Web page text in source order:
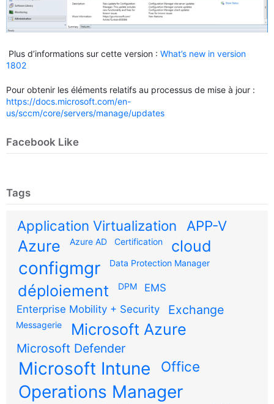
Plus d’informations sur cette version : What’s new in version
1802
Pour obtenir les éléments relatifs au processus de mise à jour :
https://docs.microsoft.com/en-
us/sccm/core/servers/manage/updates
Facebook Like
Tags
Application Virtualization APP-V
Azure Azure AD Certification cloud
configmgr Data Protection Manager
déploiement DPM
EMS
Enterprise Mobility + Security
Exchange
Messagerie Microsoft Azure
Microsoft Defender
Microsoft Intune Office
Operations Manager